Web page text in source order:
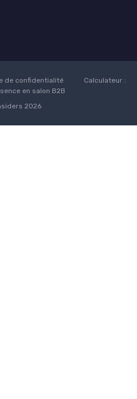
de confidentialité
Calculateur :
en salon B2B
2026